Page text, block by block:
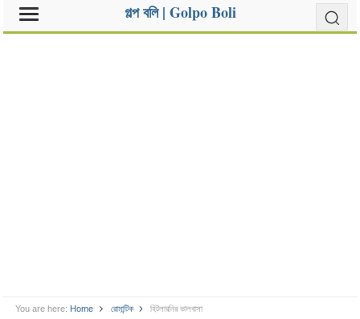
গল্প বলি | Golpo Boli
You are here: Home রোমান্টিক হিটলারনির ভালবাসা